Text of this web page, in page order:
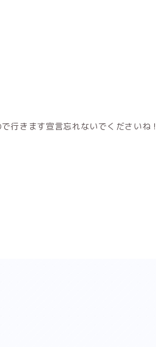
行きます宣言忘れないでくださいね！